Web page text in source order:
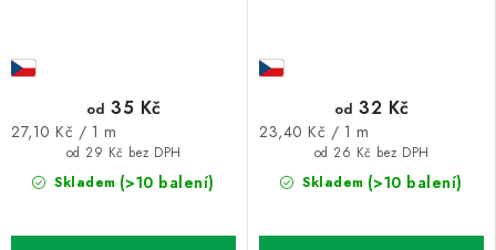
Skladem (>10 balení)
od 29 Kč bez DPH
od 35 Kč
Měrná
27,10 Kč / 1 m
Skladem (>10 balení)
od 26 Kč bez DPH
od 32 Kč
Měrná
23,40 Kč / 1 m